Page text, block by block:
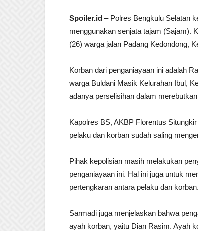
Spoiler.id – Polres Bengkulu Selatan
menggunakan senjata tajam (Sajam).
(26) warga jalan Padang Kedondong,
Korban dari penganiayaan ini adalah
warga Buldani Masik Kelurahan Ibul,
adanya perselisihan dalam
Kapolres BS, AKBP Florentus
pelaku dan korban sudah saling
Pihak kepolisian masih melakukan
penganiayaan ini. Hal ini juga untuk
pertengkaran antara pelaku dan korban.
Sarmadi juga menjelaskan bahwa
ayah korban, yaitu Dian Rasim. Ayah